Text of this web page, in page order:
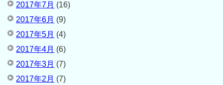
2017年7月 (16)
2017年6月 (9)
2017年5月 (4)
2017年4月 (6)
2017年3月 (7)
2017年2月 (7)